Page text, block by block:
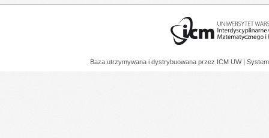
Baza utrzymywana i dystrybuowana przez ICM UW |